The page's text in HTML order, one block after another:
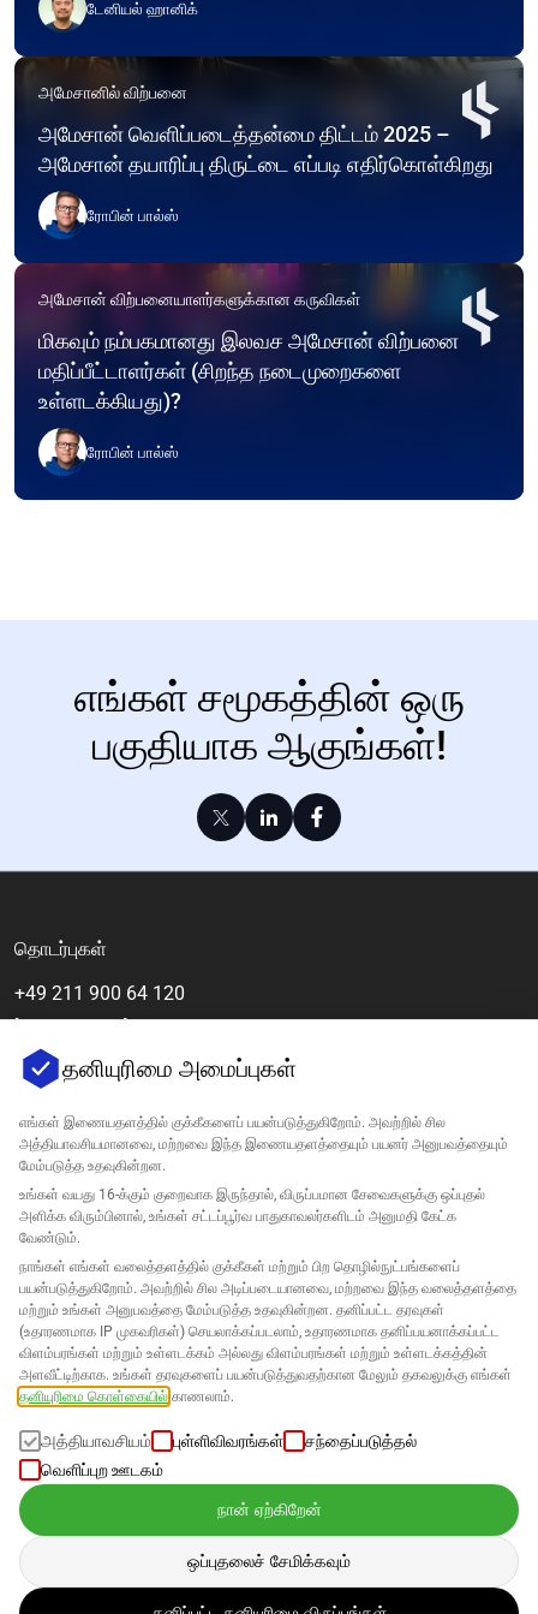
டேனியல் ஹானிக்
அமேசானில் விற்பனை
அமேசான் வெளிப்படைத்தன்மை திட்டம் 2025 –
அமேசான் தயாரிப்பு திருட்டை எப்படி எதிர்கொள்கிறது
ரோபின் பால்ஸ்
அமேசான் விற்பனையாளர்களுக்கான கருவிகள்
மிகவும் நம்பகமானது இலவச அமேசான் விற்பனை
மதிப்பீட்டாளர்கள் (சிறந்த நடைமுறைகளை
உள்ளடக்கியது)?
ரோபின் பால்ஸ்
எங்கள் சமூகத்தின் ஒரு
பகுதியாக ஆகுங்கள்!
தொடர்புகள்
+49 211 900 64 120
[email protected]
நிறுவனம்
ஆதரவு
அமசானுக்கான தீர்வுகள்
தமிழ்
தரவை எங்கள்
காப்புரிமை © 2026 SELLERLOGIC. அனைத்து உரிமைகளும்
தனியுரிமை அமைப்புகள்
எங்கள் இணையதளத்தில் குக்கீகளைப் பயன்படுத்துகிறோம். அவற்றில் சில
அத்தியாவசியமானவை, மற்றவை இந்த இணையதளத்தையும் பயனர் அனுபவத்தையும்
மேம்படுத்த உதவுகின்றன.
உங்கள் வயது 16-க்கும் குறைவாக இருந்தால், விருப்பமான சேவைகளுக்கு ஒப்புதல்
அளிக்க விரும்பினால், உங்கள் சட்டப்பூர்வ பாதுகாவலர்களிடம் அனுமதி கேட்க
வேண்டும்.
நாங்கள் எங்கள் வலைத்தளத்தில் குக்கீகள் மற்றும் பிற தொழில்நுட்பங்களைப்
பயன்படுத்துகிறோம். அவற்றில் சில அடிப்படையானவை, மற்றவை இந்த வலைத்தளத்தை
மற்றும் உங்கள் அனுபவத்தை மேம்படுத்த உதவுகின்றன. தனிப்பட்ட தரவுகள்
(உதாரணமாக IP முகவரிகள்) செயலாக்கப்படலாம், உதாரணமாக தனிப்பயனாக்கப்பட்ட
விளம்பரங்கள் மற்றும் உள்ளடக்கம் அல்லது விளம்பரங்கள் மற்றும் உள்ளடக்கத்தின்
அளவீட்டிற்காக. உங்கள் தரவுகளைப் பயன்படுத்துவதற்கான மேலும் தகவலுக்கு எங்கள்
தனியுரிமை கொள்கையில் காணலாம்.
அத்தியாவசியம் புள்ளிவிவரங்கள்
சந்தைப்படுத்தல்
வெளிப்புற ஊடகம்
நான் ஏற்கிறேன்
ஒப்புதலைச் சேமிக்கவும்